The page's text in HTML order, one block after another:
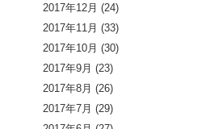
2017年12月 (24)
2017年11月 (33)
2017年10月 (30)
2017年9月 (23)
2017年8月 (26)
2017年7月 (29)